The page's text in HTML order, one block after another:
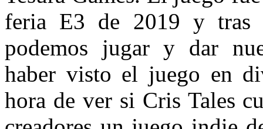
feria E3 de 2019 y tras
podemos jugar y dar
haber visto el juego en
hora de ver si Cris Tales